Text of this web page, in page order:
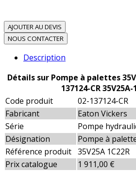
AJOUTER AU DEVIS
NOUS CONTACTER
Description
Détails sur Pompe à palettes
137124-CR 35V25A-
Code produit
02-137124-CR
Fabricant
Eaton Vickers
Série
Pompe
Désignation
Pompe à
Référence produit 35V25A 1C22R
Prix catalogue
1 911,00 €